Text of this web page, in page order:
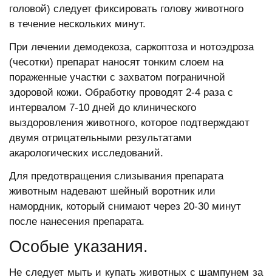
головой) следует фиксировать голову животного
в течение нескольких минут.
При лечении демодекоза, саркоптоза и нотоэдроза
(чесотки) препарат наносят тонким слоем на
пораженные участки с захватом пограничной
здоровой кожи. Обработку проводят 2-4 раза с
интервалом 7-10 дней до клинического
выздоровления животного, которое подтверждают
двумя отрицательными результатами
акарологических исследований.
Для предотвращения слизывания препарата
животным надевают шейный воротник или
намордник, который снимают через 20-30 минут
после нанесения препарата.
Особые указания.
Не следует мыть и купать животных с шампунем за